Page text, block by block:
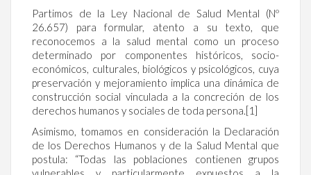
Partimos de la Ley Nacional de Salud Mental (Nº
26.657) para formular, atento a su texto, que
reconocemos a la salud mental como un proceso
determinado por componentes históricos, socio-
económicos, culturales, biológicos y psicológicos, cuya
preservación y mejoramiento implica una dinámica de
construcción social vinculada a la concreción de los
derechos humanos y sociales de toda persona.[1]
Asimismo, tomamos en consideración la Declaración
de los Derechos Humanos y de la Salud Mental que
postula: “Todas las poblaciones contienen grupos